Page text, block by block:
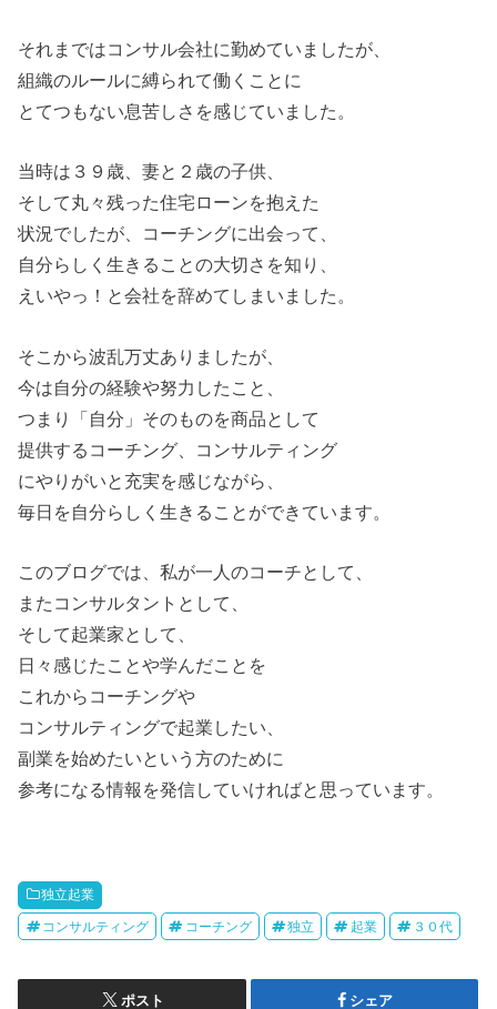
それまではコンサル会社に勤めていましたが、
組織のルールに縛られて働くことに
とてつもない息苦しさを感じていました。
当時は３９歳、妻と２歳の子供、
そして丸々残った住宅ローンを抱えた
状況でしたが、コーチングに出会って、
自分らしく生きることの大切さを知り、
えいやっ！と会社を辞めてしまいました。
そこから波乱万丈ありましたが、
今は自分の経験や努力したこと、
つまり「自分」そのものを商品として
提供するコーチング、コンサルティング
にやりがいと充実を感じながら、
毎日を自分らしく生きることができています。
このブログでは、私が一人のコーチとして、
またコンサルタントとして、
そして起業家として、
日々感じたことや学んだことを
これからコーチングや
コンサルティングで起業したい、
副業を始めたいという方のために
参考になる情報を発信していければと思っています。
独立起業
コンサルティング コーチング 独立 起業 ３０代
ポスト シェア